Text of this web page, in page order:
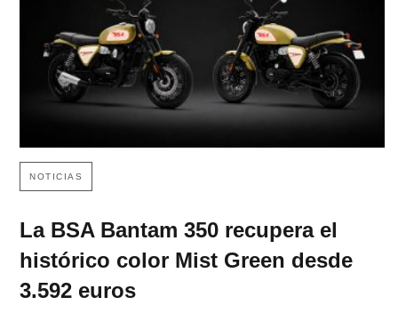
NOTICIAS
La BSA Bantam 350 recupera el
histórico color Mist Green desde
3.592 euros